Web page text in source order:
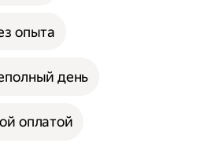
опыта
день
оплатой